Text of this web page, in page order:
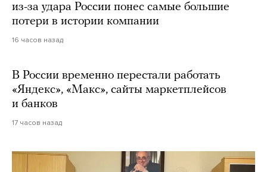
из-за удара России понес самые большие
потери в истории компании
16 часов назад
В России временно перестали работать
«Яндекс», «Макс», сайты маркетплейсов
и банков
17 часов назад